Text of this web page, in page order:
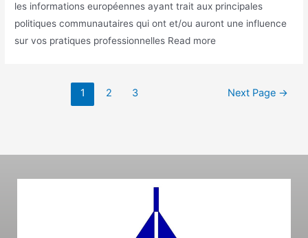
les informations européennes ayant trait aux principales
politiques communautaires qui ont et/ou auront une influence
sur vos pratiques professionnelles Read more
1 2 3 Next Page →